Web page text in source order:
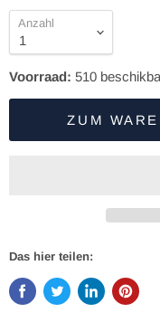
Anzahl
Voorraad: 510
ZUM
Das hier teilen: